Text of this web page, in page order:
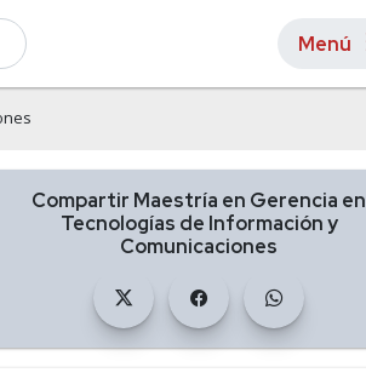
Menú
Compartir Maestría en Gerencia en
Tecnologías de Información y
Comunicaciones